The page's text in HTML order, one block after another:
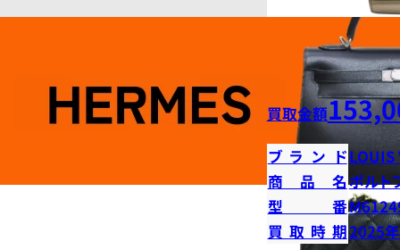
買取金額
ブランドLOUIS
商品名ポルト
型番
買取時期2025